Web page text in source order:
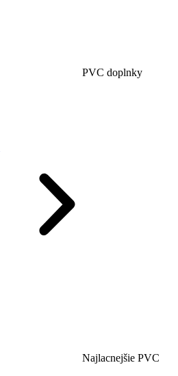
PVC doplnky
Najlacnejšie PVC